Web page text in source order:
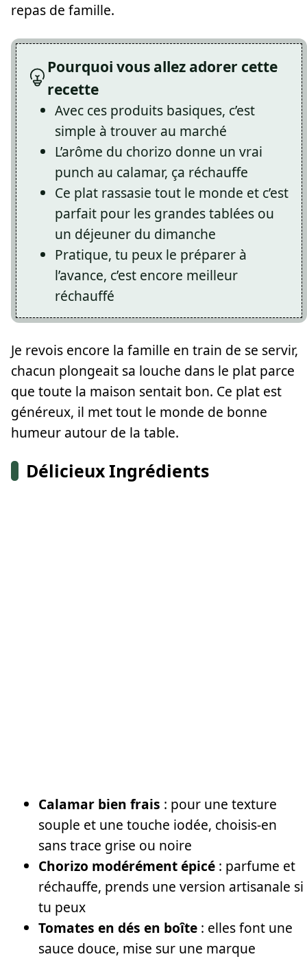
repas de famille.
Pourquoi vous allez adorer cette
recette
Avec ces produits basiques, c’est
simple à trouver au marché
L’arôme du chorizo donne un vrai
punch au calamar, ça réchauffe
Ce plat rassasie tout le monde et c’est
parfait pour les grandes tablées ou
un déjeuner du dimanche
Pratique, tu peux le préparer à
l’avance, c’est encore meilleur
réchauffé
Je revois encore la famille en train de se servir,
chacun plongeait sa louche dans le plat parce
que toute la maison sentait bon. Ce plat est
généreux, il met tout le monde de bonne
humeur autour de la table.
Délicieux Ingrédients
Calamar bien frais : pour une texture
souple et une touche iodée, choisis-en
sans trace grise ou noire
Chorizo modérément épicé : parfume et
réchauffe, prends une version artisanale si
tu peux
Tomates en dés en boîte : elles font une
sauce douce, mise sur une marque